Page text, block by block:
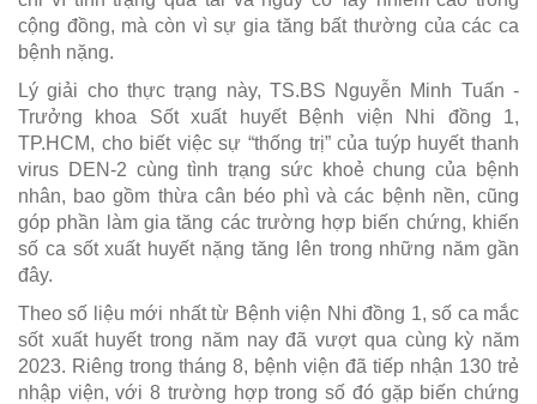
cộng đồng, mà còn vì sự gia tăng bất thường của các ca
bệnh nặng.
Lý giải cho thực trạng này, TS.BS Nguyễn Minh Tuấn -
Trưởng khoa Sốt xuất huyết Bệnh viện Nhi đồng 1,
TP.HCM, cho biết việc sự “thống trị” của tuýp huyết thanh
virus DEN-2 cùng tình trạng sức khoẻ chung của bệnh
nhân, bao gồm thừa cân béo phì và các bệnh nền, cũng
góp phần làm gia tăng các trường hợp biến chứng, khiến
số ca sốt xuất huyết nặng tăng lên trong những năm gần
đây.
Theo số liệu mới nhất từ Bệnh viện Nhi đồng 1, số ca mắc
sốt xuất huyết trong năm nay đã vượt qua cùng kỳ năm
2023. Riêng trong tháng 8, bệnh viện đã tiếp nhận 130 trẻ
nhập viện, với 8 trường hợp trong số đó gặp biến chứng